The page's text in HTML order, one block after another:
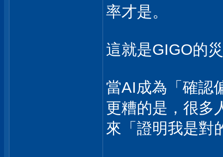
率才是。
這就是GIGO的
當AI成為「確認
更糟的是，很多
來「證明我是對